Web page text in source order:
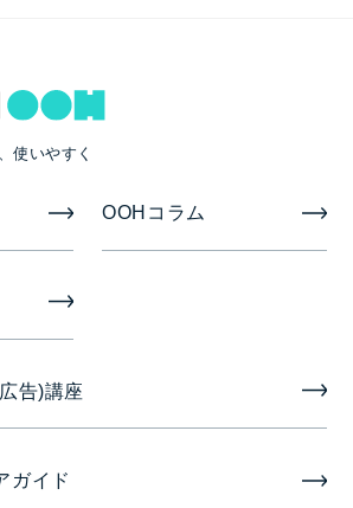
使いやすく
OOHコラム
告)講座
ガイド